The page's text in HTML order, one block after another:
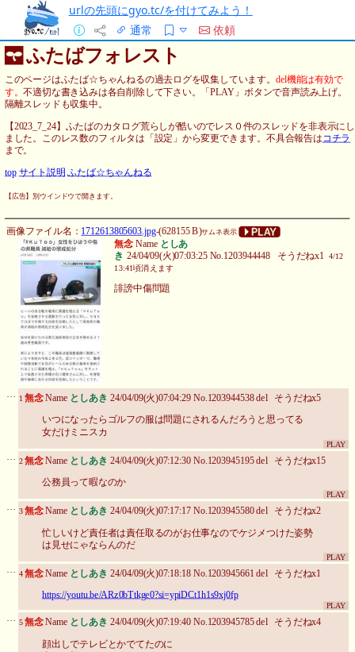
urlの先頭にgyo.tc/を付けてみよう！
通常
依頼